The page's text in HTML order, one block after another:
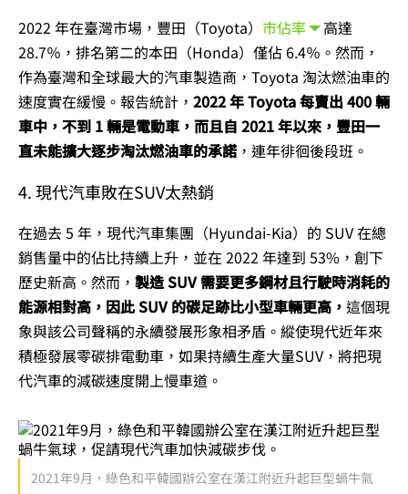
2022 年在臺灣市場，豐田（Toyota） 市佔率
高達
28.7％，排名第二的本田（Honda）僅佔 6.4％。然而，
作為臺灣和全球最大的汽車製造商，Toyota 淘汰燃油車的
速度實在緩慢。報告統計， 2022 年 Toyota 每賣出 400 輛
車中，不到 1 輛是電動車，而且自 2021 年以來，豐田一
直未能擴大逐步淘汰燃油車的承諾 ，連年徘徊後段班。
4. 現代汽車敗在SUV太熱銷
在過去 5 年，現代汽車集團（Hyundai-Kia）的 SUV 在總
銷售量中的佔比持續上升，並在 2022 年達到 53%，創下
歷史新高。然而， 製造 SUV 需要更多鋼材且行駛時消耗的
能源相對高，因此 SUV 的碳足跡比小型車輛更高， 這個現
象與該公司聲稱的永續發展形象相矛盾。縱使現代近年來
積極發展零碳排電動車，如果持續生產大量SUV，將把現
代汽車的減碳速度開上慢車道。
2021年9月，綠色和平韓國辦公室在漢江附近升起巨型蝸牛氣